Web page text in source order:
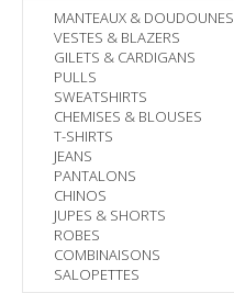
MANTEAUX & DOUDOUNES
VESTES & BLAZERS
GILETS & CARDIGANS
PULLS
SWEATSHIRTS
CHEMISES & BLOUSES
T-SHIRTS
JEANS
PANTALONS
CHINOS
JUPES & SHORTS
ROBES
COMBINAISONS
SALOPETTES